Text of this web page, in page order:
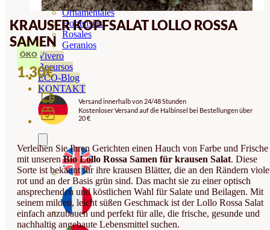
Ornamentales
Hortensias
Rosales
Geranios
Vivero
Recursos
ECO-Blog
KONTAKT
KRAUSER KOPFSALAT LOLLO ROSSA
SAMEN
ÖKO
1.30€
Versand innerhalb von 24/48 Stunden
Kostenloser Versand auf die Halbinsel bei Bestellungen über
20 €
Verleihen Sie Ihren Gerichten einen Hauch von Farbe und Frische
mit unserenBio Lollo Rossa Samen für krausen Salat. Diese
Sorte ist bekannt für ihre krausen Blätter, die an den Rändern
rot und an der Basis grün sind. Das macht sie zu einer optisch
ansprechenden und köstlichen Wahl für Salate und Beilagen. Mit
seinem milden, leicht süßen Geschmack ist der Lollo Rossa Salat
einfach anzubauen und perfekt für alle, die frische, gesunde und
nachhaltig angebaute Lebensmittel suchen.